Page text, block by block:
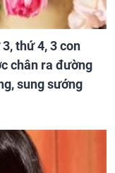
thứ 4, 3 con
chân ra đường
sung sướng